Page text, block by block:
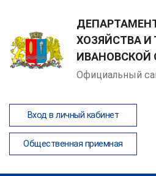
ХОЗЯЙСТВА И
ИВАНОВСКОЙ
Официальный
Вход в личный кабинет
Общественная приемная